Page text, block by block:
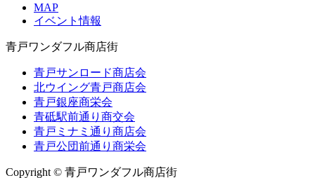
MAP
イベント情報
青戸ワンダフル商店街
青戸サンロード商店会
北ウイング青戸商店会
青戸銀座商栄会
青砥駅前通り商交会
青戸ミナミ通り商店会
青戸公団前通り商栄会
Copyright © 青戸ワンダフル商店街